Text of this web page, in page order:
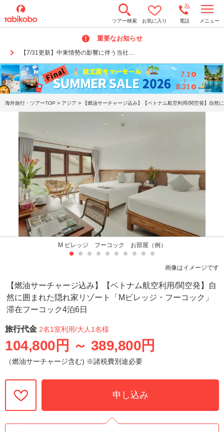
ツアー検索 お気に入り 電話 メニュー
重要なお知らせ
【7/31更新】中東情勢の影響に伴う当社…
o
n
a
v
i
g
a
海外旅行・ツアーTOP > アジア > 【燃油サーチャージ込み】【ベトナム航空利用/関空発】自
M ビレッジ フーコック お部屋（例）
画像はイメージです
【燃油サーチャージ込み】【ベトナム航空利用/関空発】自
然に囲まれた隠れ家リゾート「Mビレッジ・フーコック」
滞在フーコック4泊6日
旅行代金 2名1室利用/大人1名様
104,800円 ～ 389,800円
（燃油サーチャージ含む) ※諸税費別途必要
申し込み